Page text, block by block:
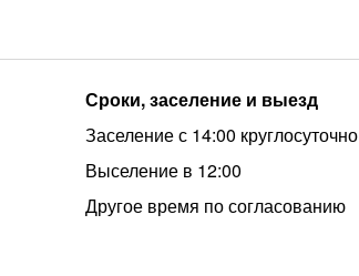
Сроки, заселение и выезд
Заселение с 14:00 круглосуточно
Выселение в 12:00
Другое время по согласованию